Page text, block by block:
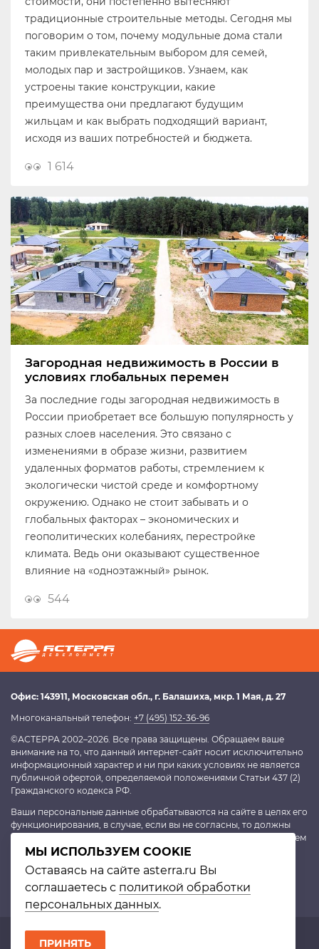
традиционные строительные методы. Сегодня мы
поговорим о том, почему модульные дома стали
таким привлекательным выбором для семей,
молодых пар и застройщиков. Узнаем, как
устроены такие конструкции, какие
преимущества они предлагают будущим
жильцам и как выбрать подходящий вариант,
исходя из ваших потребностей и бюджета.
1 614
Загородная недвижимость в России в
условиях глобальных перемен
За последние годы загородная недвижимость в
России приобретает все большую популярность у
разных слоев населения. Это связано с
изменениями в образе жизни, развитием
удаленных форматов работы, стремлением к
экологически чистой среде и комфортному
окружению. Однако не стоит забывать и о
глобальных факторах – экономических и
геополитических колебаниях, перестройке
климата. Ведь они оказывают существенное
влияние на «одноэтажный» рынок.
544
Офис: 143911, Московская обл., г. Балашиха, мкр. 1 Мая, д. 27
Многоканальный телефон: +7 (495) 152-36-96
©АСТЕРРА 2002–2026. Все права защищены. Обращаем ваше
внимание на то, что данный интернет-сайт носит исключительно
информационный характер и ни при каких условиях не является
публичной офертой, определяемой положениями Статьи 437 (2)
Гражданского кодекса РФ.
Ваши персональные данные обрабатываются на сайте в целях его
функционирования, в случае, если вы не согласны, то должны
покинуть сайт. В противном случае это будет являться согласием
на обработку персональных данных, согласно
конфиденциальности
МЫ ИСПОЛЬЗУЕМ COOKIE
Оставаясь на сайте asterra.ru Вы
соглашаетесь с политикой обработки
персональных данных.
ПРИНЯТЬ